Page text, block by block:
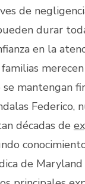
de
durar
en la
mantengan
Federico,
décadas de
de Maryland